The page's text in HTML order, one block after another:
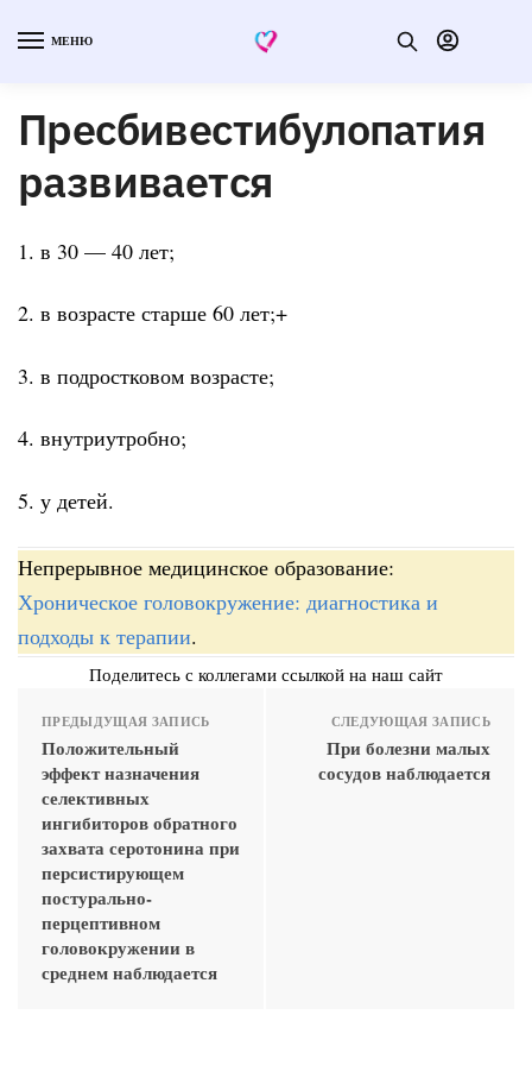
МЕНЮ
Пресбивестибулопатия
развивается
1. в 30 — 40 лет;
2. в возрасте старше 60 лет;+
3. в подростковом возрасте;
4. внутриутробно;
5. у детей.
Непрерывное медицинское образование:
Хроническое головокружение: диагностика и
подходы к терапии.
Поделитесь с коллегами ссылкой на наш сайт
ПРЕДЫДУЩАЯ ЗАПИСЬ
Положительный
эффект назначения
селективных
ингибиторов обратного
захвата серотонина при
персистирующем
постурально-
перцептивном
головокружении в
среднем наблюдается
СЛЕДУЮЩАЯ ЗАПИСЬ
При болезни малых
сосудов наблюдается